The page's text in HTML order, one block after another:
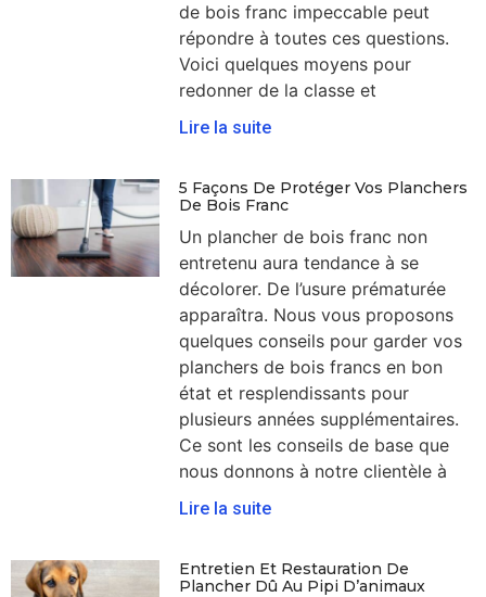
de bois franc impeccable peut
répondre à toutes ces questions.
Voici quelques moyens pour
redonner de la classe et
Lire la suite
5 Façons De Protéger Vos Planchers
De Bois Franc
Un plancher de bois franc non
entretenu aura tendance à se
décolorer. De l’usure prématurée
apparaîtra. Nous vous proposons
quelques conseils pour garder vos
planchers de bois francs en bon
état et resplendissants pour
plusieurs années supplémentaires.
Ce sont les conseils de base que
nous donnons à notre clientèle à
Lire la suite
Entretien Et Restauration De
Plancher Dû Au Pipi D’animaux